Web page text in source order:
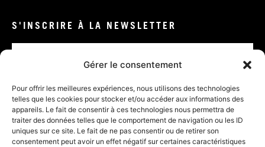
Gérer le consentement
Pour offrir les meilleures expériences, nous utilisons des technologies
telles que les cookies pour stocker et/ou accéder aux informations des
appareils. Le fait de consentir à ces technologies nous permettra de
traiter des données telles que le comportement de navigation ou les ID
uniques sur ce site. Le fait de ne pas consentir ou de retirer son
consentement peut avoir un effet négatif sur certaines caractéristiques
S'INSCRIRE À LA NEWSLETTER
Email